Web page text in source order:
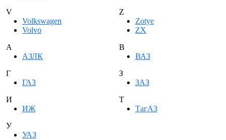
V
Volkswagen
Volvo
Z
Zotye
ZX
А
АЗЛК
В
ВАЗ
Г
ГАЗ
З
ЗАЗ
И
ИЖ
Т
ТагАЗ
У
УАЗ